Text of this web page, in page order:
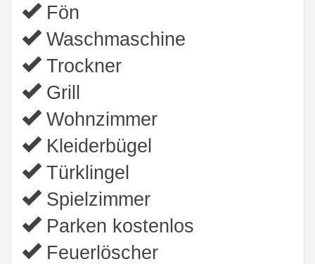
Fön
Waschmaschine
Trockner
Grill
Wohnzimmer
Kleiderbügel
Türklingel
Spielzimmer
Parken kostenlos
Feuerlöscher